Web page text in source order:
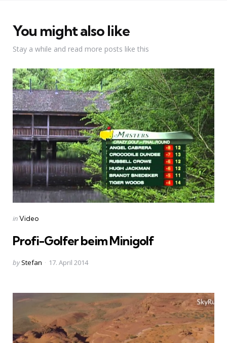
You might also like
Stay a while and read more posts like this
Categories
Posted
inVideo
Profi-Golfer beim Minigolf
Posted
by Stefan 17. April 2014